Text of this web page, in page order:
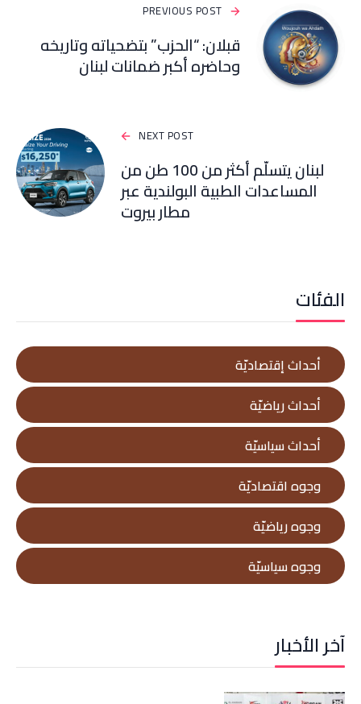
PREVIOUS POST
قبلان: “الحزب” بتضحياته وتاريخه
وحاضره أكبر ضمانات لبنان
NEXT POST
لبنان يتسلّم أكثر من 100 طن من
المساعدات الطبية البولندية عبر
مطار بيروت
الفئات
أحداث إقتصاديّة
أحداث رياضيّة
أحداث سياسيّة
وجوه اقتصاديّة
وجوه رياضيّة
وجوه سياسيّة
آخر الأخبار